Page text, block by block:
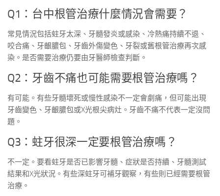
Q1：台中根管治療什麼情況會需要？
常見情況包括蛀牙太深、牙髓發炎或感染、冷熱痛持續不退、
咬合痛、牙齦膿包、牙齒外傷變色、牙裂或舊根管治療再次感
染。是否需要治療仍要由牙醫師檢查判斷。
Q2：牙齒不痛也可能需要根管治療嗎？
有可能。有些牙髓壞死或慢性感染不一定會劇痛，但可能出現
牙齒變色、牙齦膿包或X光根尖病灶。牙齒不痛不代表一定沒問
題。
Q3：蛀牙很深一定要根管治療嗎？
不一定。要看蛀牙是否已影響牙髓、症狀是否持續、牙髓測試
結果和X光狀況。有些深蛀牙可補牙觀察，有些則已經需要根管
治療。